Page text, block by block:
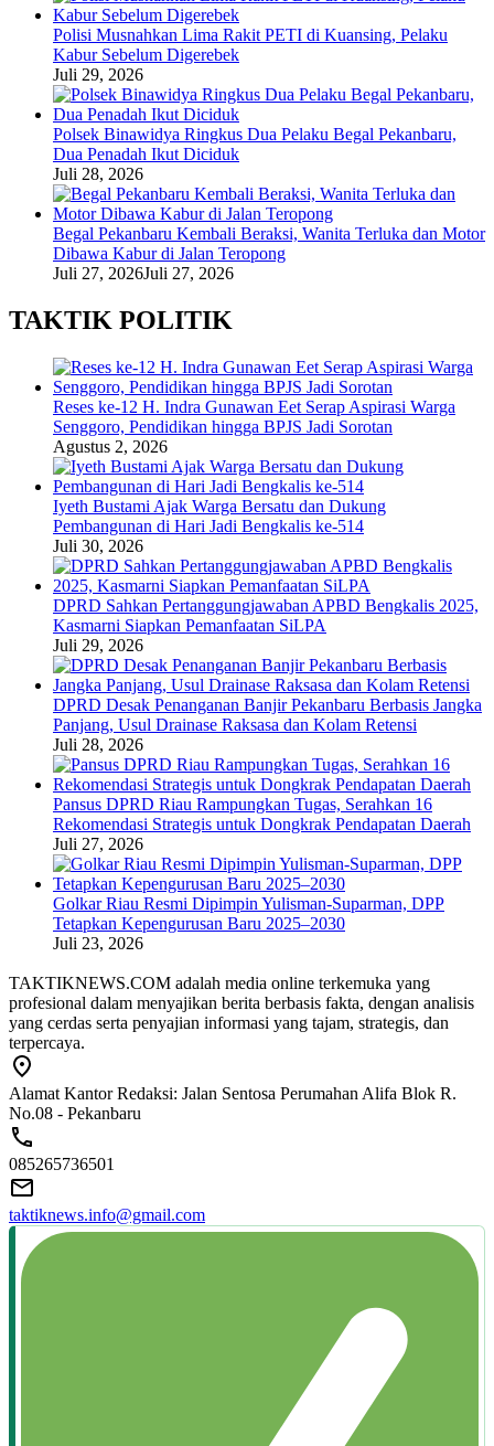
Polisi Musnahkan Lima Rakit PETI di Kuansing, Pelaku
Kabur Sebelum Digerebek
Juli 29, 2026
Polsek Binawidya Ringkus Dua Pelaku Begal Pekanbaru,
Dua Penadah Ikut Diciduk
Juli 28, 2026
Begal Pekanbaru Kembali Beraksi, Wanita Terluka dan Motor
Dibawa Kabur di Jalan Teropong
Juli 27, 2026Juli 27, 2026
TAKTIK POLITIK
Reses ke-12 H. Indra Gunawan Eet Serap Aspirasi Warga
Senggoro, Pendidikan hingga BPJS Jadi Sorotan
Agustus 2, 2026
Iyeth Bustami Ajak Warga Bersatu dan Dukung
Pembangunan di Hari Jadi Bengkalis ke-514
Juli 30, 2026
DPRD Sahkan Pertanggungjawaban APBD Bengkalis 2025,
Kasmarni Siapkan Pemanfaatan SiLPA
Juli 29, 2026
DPRD Desak Penanganan Banjir Pekanbaru Berbasis Jangka
Panjang, Usul Drainase Raksasa dan Kolam Retensi
Juli 28, 2026
Pansus DPRD Riau Rampungkan Tugas, Serahkan 16
Rekomendasi Strategis untuk Dongkrak Pendapatan Daerah
Juli 27, 2026
Golkar Riau Resmi Dipimpin Yulisman-Suparman, DPP
Tetapkan Kepengurusan Baru 2025–2030
Juli 23, 2026
TAKTIKNEWS.COM adalah media online terkemuka yang
profesional dalam menyajikan berita berbasis fakta, dengan analisis
yang cerdas serta penyajian informasi yang tajam, strategis, dan
terpercaya.
Alamat Kantor Redaksi: Jalan Sentosa Perumahan Alifa Blok R.
No.08 - Pekanbaru
085265736501
taktiknews.info@gmail.com